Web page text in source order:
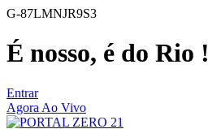
G-87LMNJR9S3
É nosso, é do Rio !
Entrar
Agora Ao Vivo